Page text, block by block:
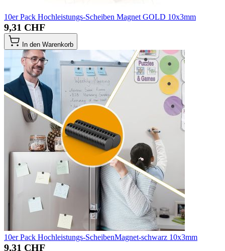
10er Pack Hochleistungs-Scheiben Magnet GOLD 10x3mm
9,31 CHF
In den Warenkorb
10er Pack Hochleistungs-ScheibenMagnet-schwarz 10x3mm
9,31 CHF